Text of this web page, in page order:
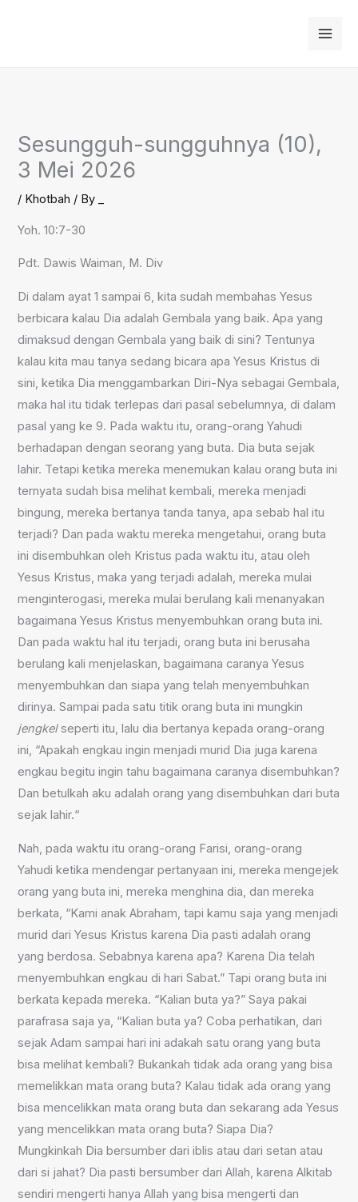
Sesungguh-sungguhnya (10),
3 Mei 2026
/ Khotbah / By
Yoh. 10:7-30
Pdt. Dawis Waiman, M. Div
Di dalam ayat 1 sampai 6, kita sudah membahas Yesus
berbicara kalau Dia adalah Gembala yang baik. Apa yang
dimaksud dengan Gembala yang baik di sini? Tentunya
kalau kita mau tanya sedang bicara apa Yesus Kristus di
sini, ketika Dia menggambarkan Diri-Nya sebagai Gembala,
maka hal itu tidak terlepas dari pasal sebelumnya, di dalam
pasal yang ke 9. Pada waktu itu, orang-orang Yahudi
berhadapan dengan seorang yang buta. Dia buta sejak
lahir. Tetapi ketika mereka menemukan kalau orang buta ini
ternyata sudah bisa melihat kembali, mereka menjadi
bingung, mereka bertanya tanda tanya, apa sebab hal itu
terjadi? Dan pada waktu mereka mengetahui, orang buta
ini disembuhkan oleh Kristus pada waktu itu, atau oleh
Yesus Kristus, maka yang terjadi adalah, mereka mulai
menginterogasi, mereka mulai berulang kali menanyakan
bagaimana Yesus Kristus menyembuhkan orang buta ini.
Dan pada waktu hal itu terjadi, orang buta ini berusaha
berulang kali menjelaskan, bagaimana caranya Yesus
menyembuhkan dan siapa yang telah menyembuhkan
dirinya. Sampai pada satu titik orang buta ini mungkin
jengkelseperti itu, lalu dia bertanya kepada orang-orang
ini, “Apakah engkau ingin menjadi murid Dia juga karena
engkau begitu ingin tahu bagaimana caranya disembuhkan?
Dan betulkah aku adalah orang yang disembuhkan dari buta
sejak lahir.“
Nah, pada waktu itu orang-orang Farisi, orang-orang
Yahudi ketika mendengar pertanyaan ini, mereka mengejek
orang yang buta ini, mereka menghina dia, dan mereka
berkata, “Kami anak Abraham, tapi kamu saja yang menjadi
murid dari Yesus Kristus karena Dia pasti adalah orang
yang berdosa. Sebabnya karena apa? Karena Dia telah
menyembuhkan engkau di hari Sabat.” Tapi orang buta ini
berkata kepada mereka. “Kalian buta ya?” Saya pakai
parafrasa saja ya, “Kalian buta ya? Coba perhatikan, dari
sejak Adam sampai hari ini adakah satu orang yang buta
bisa melihat kembali? Bukankah tidak ada orang yang bisa
memelikkan mata orang buta? Kalau tidak ada orang yang
bisa mencelikkan mata orang buta dan sekarang ada Yesus
yang mencelikkan mata orang buta? Siapa Dia?
Mungkinkah Dia bersumber dari iblis atau dari setan atau
dari si jahat? Dia pasti bersumber dari Allah, karena Alkitab
sendiri mengerti hanya Allah yang bisa mengerti dan